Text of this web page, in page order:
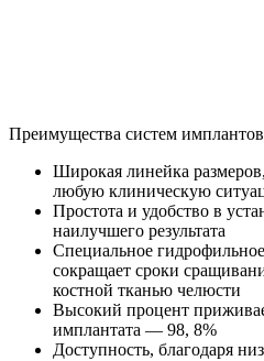
Преимущества систем
Широкая линейка
любую клиническую
Простота и удобство в
наилучшего результата
Специальное
сокращает сроки
костной тканью челюсти
Высокий процент
имплантата — 98, 8%
Доступность, благодаря